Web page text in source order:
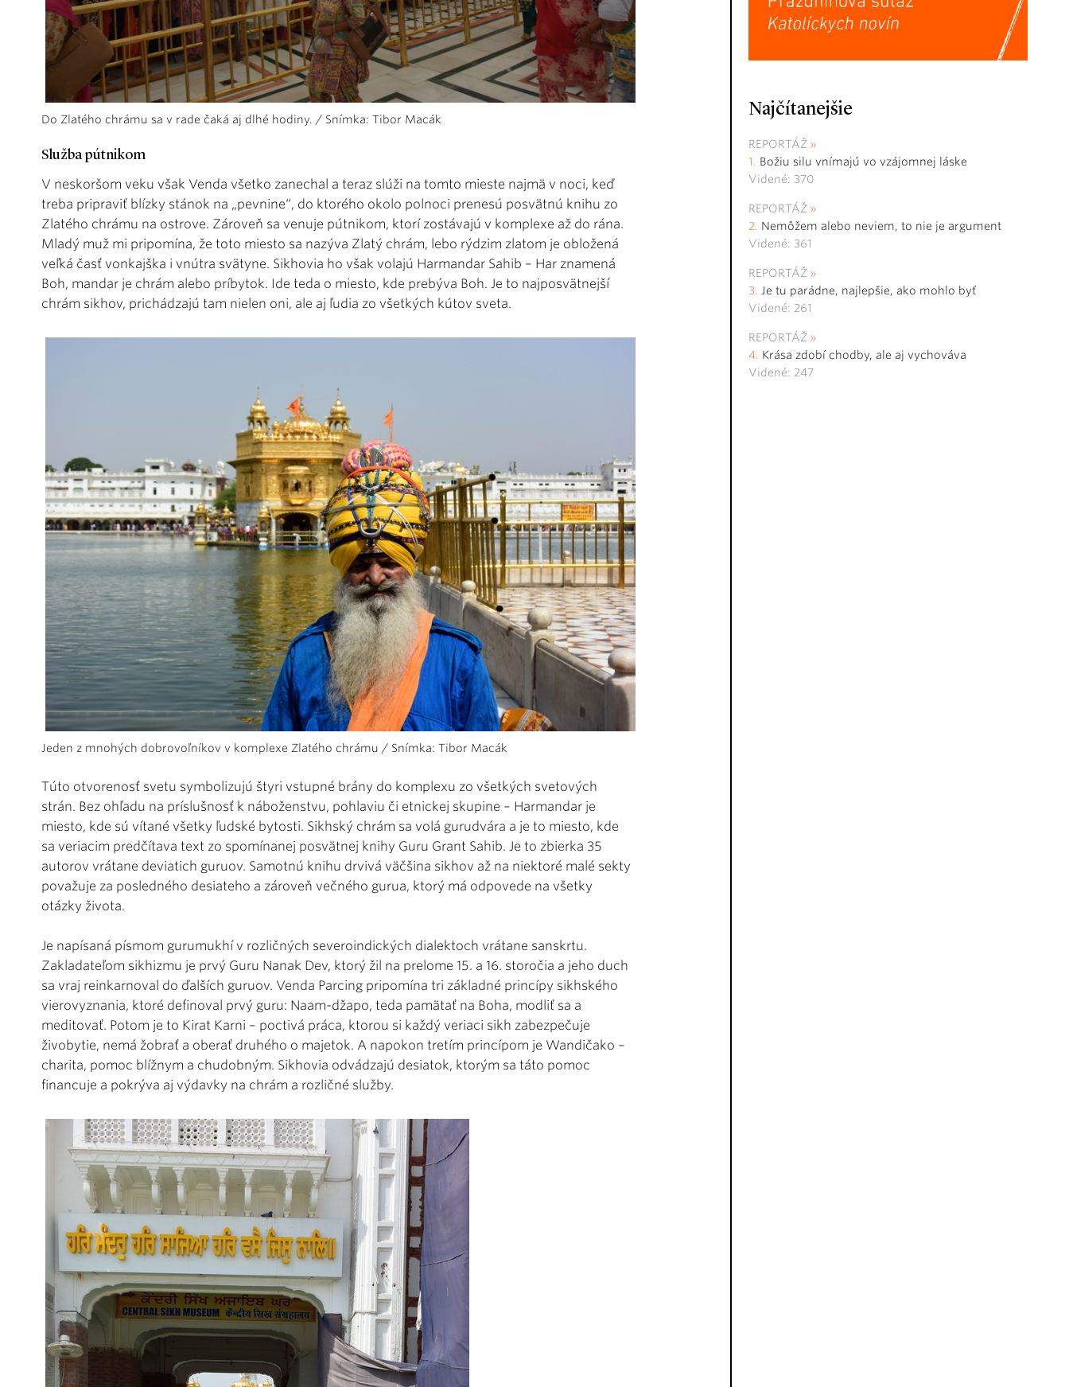
Do Zlatého chrámu sa v rade čaká aj dlhé hodiny. / Snímka: Tibor Macák
Služba pútnikom
V neskoršom veku však Venda všetko zanechal a teraz slúži na tomto mieste najmä v noci, keď
treba pripraviť blízky stánok na „pevnine“, do ktorého okolo polnoci prenesú posvätnú knihu zo
Zlatého chrámu na ostrove. Zároveň sa venuje pútnikom, ktorí zostávajú v komplexe až do rána.
Mladý muž mi pripomína, že toto miesto sa nazýva Zlatý chrám, lebo rýdzim zlatom je obložená
veľká časť vonkajška i vnútra svätyne. Sikhovia ho však volajú Harmandar Sahib – Har znamená
Boh, mandar je chrám alebo príbytok. Ide teda o miesto, kde prebýva Boh. Je to najposvätnejší
chrám sikhov, prichádzajú tam nielen oni, ale aj ľudia zo všetkých kútov sveta.
Jeden z mnohých dobrovoľníkov v komplexe Zlatého chrámu / Snímka: Tibor Macák
Túto otvorenosť svetu symbolizujú štyri vstupné brány do komplexu zo všetkých svetových
strán. Bez ohľadu na príslušnosť k náboženstvu, pohlaviu či etnickej skupine – Harmandar je
miesto, kde sú vítané všetky ľudské bytosti. Sikhský chrám sa volá gurudvára a je to miesto, kde
sa veriacim predčítava text zo spomínanej posvätnej knihy Guru Grant Sahib. Je to zbierka 35
autorov vrátane deviatich guruov. Samotnú knihu drvivá väčšina sikhov až na niektoré malé sekty
považuje za posledného desiateho a zároveň večného gurua, ktorý má odpovede na všetky
otázky života.
Je napísaná písmom gurumukhí v rozličných severoindických dialektoch vrátane sanskrtu.
Zakladateľom sikhizmu je prvý Guru Nanak Dev, ktorý žil na prelome 15. a 16. storočia a jeho duch
sa vraj reinkarnoval do ďalších guruov. Venda Parcing pripomína tri základné princípy sikhského
vierovyznania, ktoré definoval prvý guru: Naam-džapo, teda pamätať na Boha, modliť sa a
meditovať. Potom je to Kirat Karni – poctivá práca, ktorou si každý veriaci sikh zabezpečuje
živobytie, nemá žobrať a oberať druhého o majetok. A napokon tretím princípom je Wandičako –
charita, pomoc blížnym a chudobným. Sikhovia odvádzajú desiatok, ktorým sa táto pomoc
financuje a pokrýva aj výdavky na chrám a rozličné služby.
Najčítanejšie
REPORTÁŽ
Božiu silu vnímajú vo vzájomnej láske
Videné: 370
REPORTÁŽ
Nemôžem alebo neviem, to nie je argument
Videné: 361
REPORTÁŽ
Je tu parádne, najlepšie, ako mohlo byť
Videné: 261
REPORTÁŽ
Krása zdobí chodby, ale aj vychováva
Videné: 247